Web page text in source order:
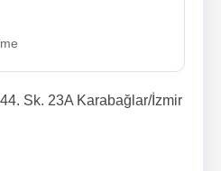
Sk. 23A Karabağlar/İzmir